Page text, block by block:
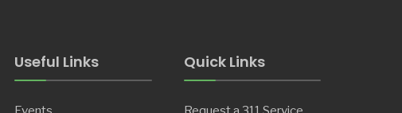
Useful Links Quick Links